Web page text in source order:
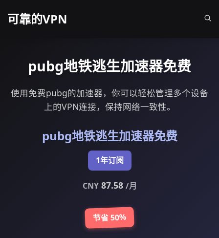
可靠的VPN
pubg地铁逃生加速器免费
使用免费pubg的加速器，你可以轻松管理多个设备
上的VPN连接，保持网络一致性。
pubg地铁逃生加速器免费
1年订阅
CNY87.58 /月
节省 50%